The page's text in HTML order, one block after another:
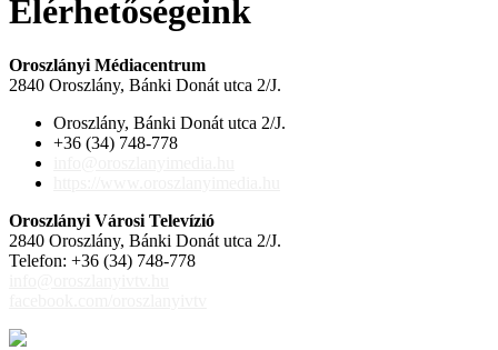
Elérhetőségeink
Oroszlányi Médiacentrum
2840 Oroszlány, Bánki Donát utca 2/J.
Oroszlány, Bánki Donát utca 2/J.
+36 (34) 748-778
Oroszlányi Városi Televízió
2840 Oroszlány, Bánki Donát utca 2/J.
Telefon: +36 (34) 748-778